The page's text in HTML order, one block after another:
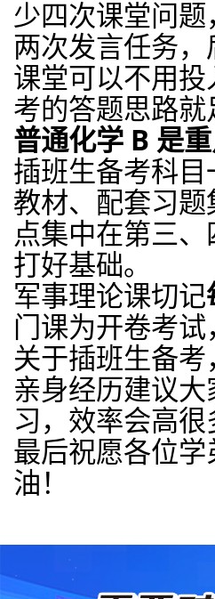
少四次课堂问
两次发言任务
课堂可以不用
考的答题思路就
普通化学 B 是
插班生备考科
教材、配套习
点集中在第三
打好基础。
军事理论课切记
门课为开卷考
关于插班生备
亲身经历建议
习，效率会高很
最后祝愿各位
油！